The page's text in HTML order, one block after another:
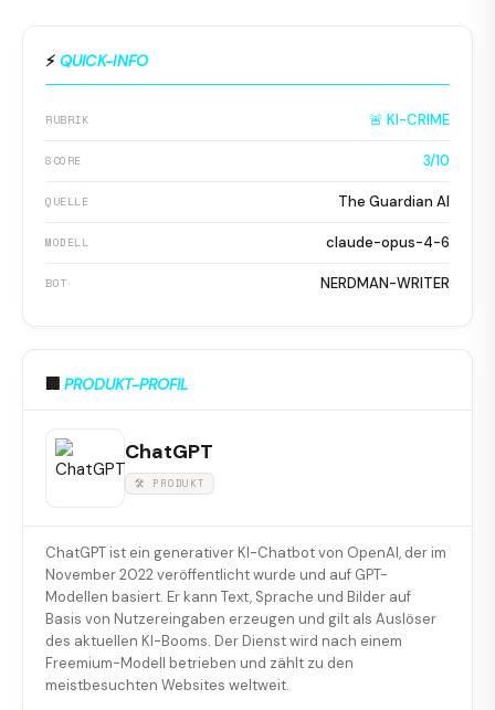
⚡ QUICK-INFO
RUBRIK 🚨 KI-CRIME
SCORE 3/10
QUELLE The Guardian AI
MODELL claude-opus-4-6
BOT NERDMAN-WRITER
🏢 PRODUKT-PROFIL
ChatGPT
🛠 PRODUKT
ChatGPT ist ein generativer KI-Chatbot von OpenAI, der im
November 2022 veröffentlicht wurde und auf GPT-
Modellen basiert. Er kann Text, Sprache und Bilder auf
Basis von Nutzereingaben erzeugen und gilt als Auslöser
des aktuellen KI-Booms. Der Dienst wird nach einem
Freemium-Modell betrieben und zählt zu den
meistbesuchten Websites weltweit.